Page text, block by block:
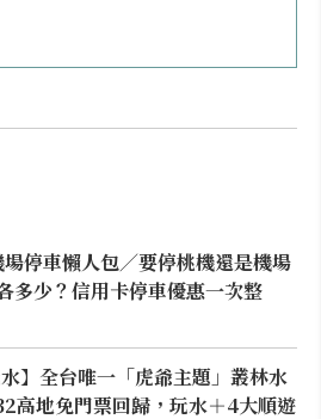
停車懶人包／要停桃機還是機場
多少？信用卡停車優惠一次整
水】全台唯一「虎爺主題」叢林水
高地免門票回歸，玩水＋4大順遊